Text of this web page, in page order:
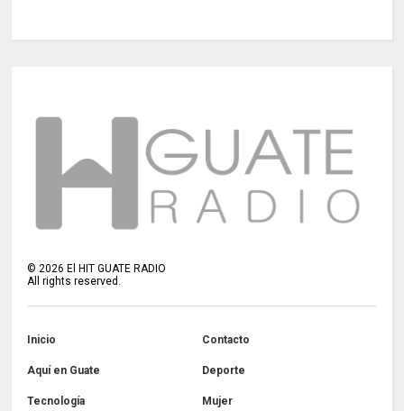
©2026 El HIT GUATE RADIO
All rights reserved.
Inicio Contacto
Aquí en Guate Deporte
Tecnología Mujer